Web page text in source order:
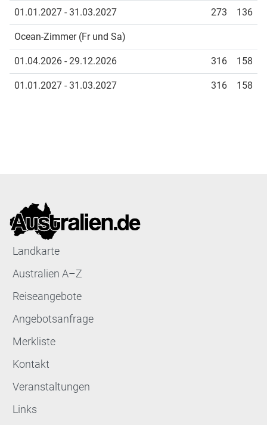
01.01.2027 - 31.03.2027 273 136
Ocean-Zimmer (Fr und Sa)
01.04.2026 - 29.12.2026 316 158
01.01.2027 - 31.03.2027 316 158
Landkarte
Australien A–Z
Reiseangebote
Angebotsanfrage
Merkliste
Kontakt
Veranstaltungen
Links